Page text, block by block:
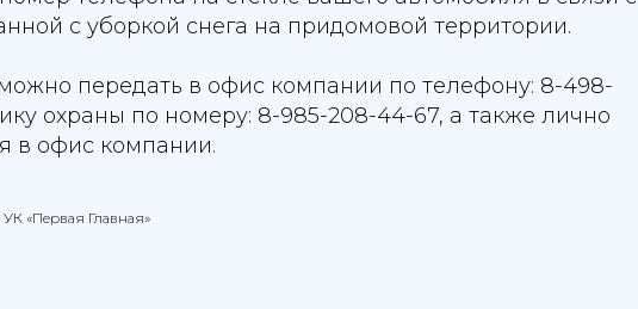
с уборкой снега на придомовой территории.
передать в офис компании по телефону: 8-498-
охраны по номеру: 8-985-208-44-67, а также лично
в офис компании.
«Первая Главная»